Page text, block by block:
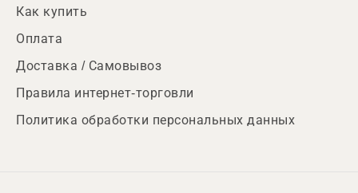
Как купить
Оплата
Доставка / Самовывоз
Правила интернет-торговли
Политика обработки персональных данных